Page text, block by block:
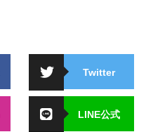
Twitter
LINE公式